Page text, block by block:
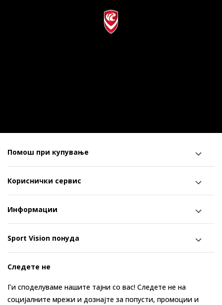
Помош при купување
Кориснички сервис
Информации
Sport Vision понуда
Следете не
Ги споделуваме нашите тајни со вас! Следете не на
социјалните мрежи и дознајте за попусти, промоции и